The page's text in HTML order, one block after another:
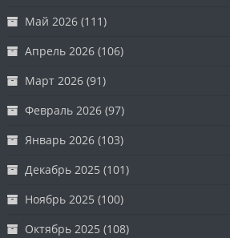
Май 2026 (111)
Апрель 2026 (106)
Март 2026 (91)
Февраль 2026 (97)
Январь 2026 (103)
Декабрь 2025 (101)
Ноябрь 2025 (100)
Октябрь 2025 (108)